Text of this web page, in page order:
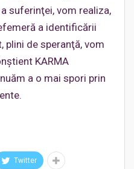
suferinţei, vom realiza,
a identificării
plini de speranţă, vom
KARMA
a o mai spori prin
Twitter